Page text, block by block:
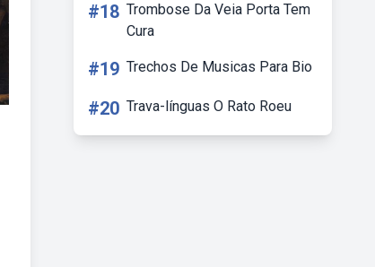
#18 Trombose Da Veia Porta Tem
Cura
#19 Trechos De Musicas Para Bio
#20 Trava-línguas O Rato Roeu